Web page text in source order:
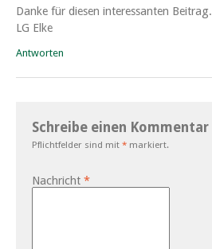
Danke für diesen interessanten Beitrag.
LG Elke
Antworten
Schreibe einen Kommentar
Pflichtfelder sind mit * markiert.
Nachricht *